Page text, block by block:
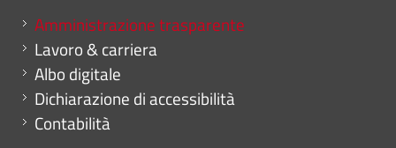
Mini menu di servizio
Amministrazione trasparente
Lavoro & carriera
Albo digitale
Dichiarazione di accessibilità
Contabilità